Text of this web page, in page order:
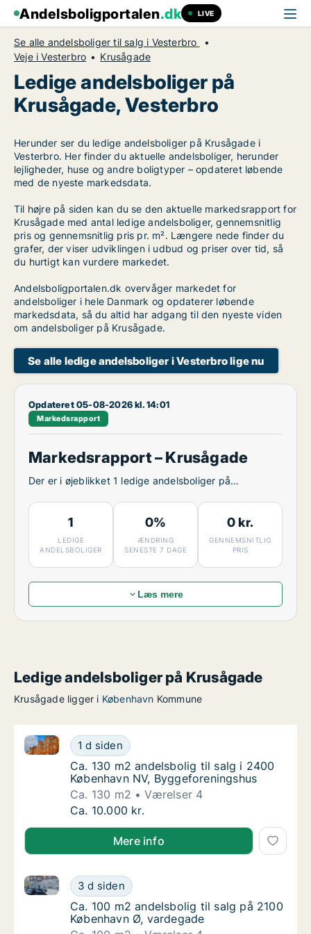
Andelsboligportalen.dk LIVE
Se alle andelsboliger til salg i Vesterbro
Veje i Vesterbro
Krusågade
Ledige andelsboliger på
Krusågade, Vesterbro
Herunder ser du ledige andelsboliger på Krusågade i
Vesterbro. Her finder du aktuelle andelsboliger, herunder
lejligheder, huse og andre boligtyper – opdateret løbende
med de nyeste markedsdata.
Til højre på siden kan du se den aktuelle markedsrapport for
Krusågade med antal ledige andelsboliger, gennemsnitlig
pris og gennemsnitlig pris pr. m². Længere nede finder du
grafer, der viser udviklingen i udbud og priser over tid, så
du hurtigt kan vurdere markedet.
Andelsboligportalen.dk overvåger markedet for
andelsboliger i hele Danmark og opdaterer løbende
markedsdata, så du altid har adgang til den nyeste viden
om andelsboliger på Krusågade.
Se alle ledige andelsboliger i Vesterbro lige nu
Opdateret 05-08-2026 kl. 14:01
Markedsrapport
Markedsrapport – Krusågade
Der er i øjeblikket 1 ledige andelsboliger på
1
LEDIGE
ANDELSBOLIGER
0%
ÆNDRING
SENESTE 7 DAGE
0 kr.
GENNEMSNITLIG
PRIS
Læs mere
Ledige andelsboliger på Krusågade
Krusågade ligger i København Kommune
Ca. 130 m2 andelsbolig til salg i 2400
1 d siden
Ca. 130 m2 andelsbolig til salg i 2400 København
Ca. 130 m2 andelsbolig til salg i 2400
Ca. 130 m2 andelsbolig til salg i 2400
København NV, Byggeforeningshus
Ca. 130 m2
Værelser 4
Ca. 130 m2 andelsbolig til salg i 2400
Ca. 10.000 kr.
Mere info
Ca. 100 m2 andelsbolig til salg på 2100
3 d siden
Ca. 100 m2 andelsbolig til salg på 2100 København
Ca. 100 m2 andelsbolig til salg på 2100
Ca. 100 m2 andelsbolig til salg på 2100
København Ø, vardegade